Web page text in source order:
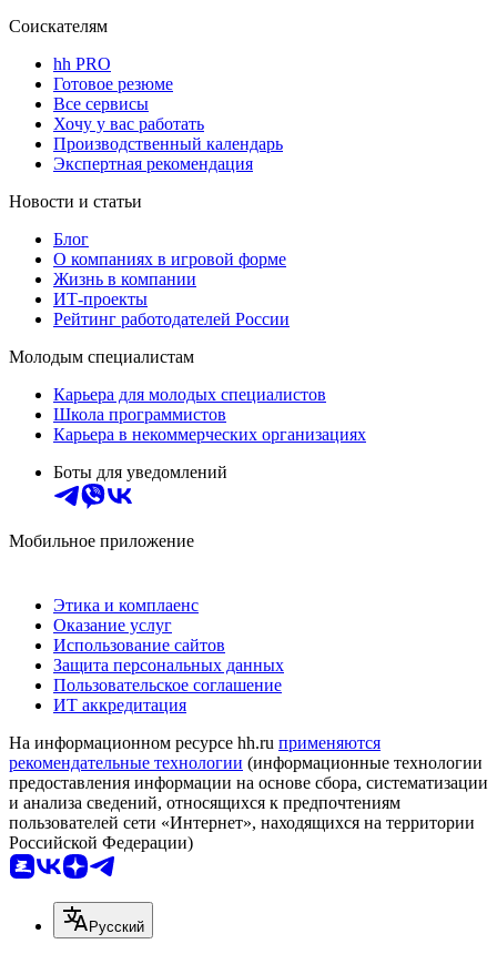
Соискателям
hh PRO
Готовое резюме
Все сервисы
Хочу у вас работать
Производственный календарь
Экспертная рекомендация
Новости и статьи
Блог
О компаниях в игровой форме
Жизнь в компании
ИТ-проекты
Рейтинг работодателей России
Молодым специалистам
Карьера для молодых специалистов
Школа программистов
Карьера в некоммерческих организациях
Боты для уведомлений
Мобильное приложение
Этика и комплаенс
Оказание услуг
Использование сайтов
Защита персональных данных
Пользовательское соглашение
ИТ аккредитация
На информационном ресурсе hh.ru применяются
рекомендательные технологии (информационные технологии
предоставления информации на основе сбора, систематизации
и анализа сведений, относящихся к предпочтениям
пользователей сети «Интернет», находящихся на территории
Российской Федерации)
Русский